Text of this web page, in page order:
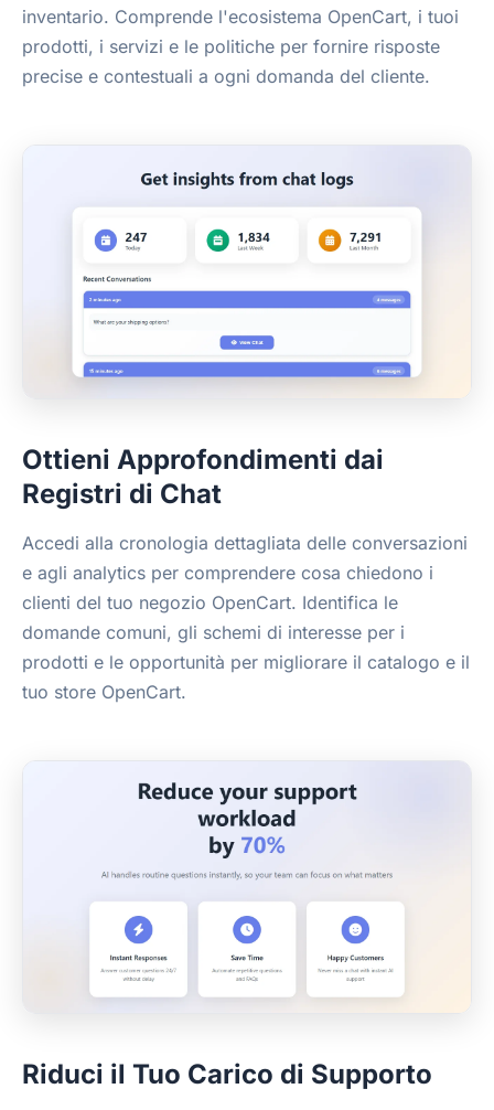
inventario. Comprende l'ecosistema OpenCart, i tuoi
prodotti, i servizi e le politiche per fornire risposte
precise e contestuali a ogni domanda del cliente.
Ottieni Approfondimenti dai
Registri di Chat
Accedi alla cronologia dettagliata delle conversazioni
e agli analytics per comprendere cosa chiedono i
clienti del tuo negozio OpenCart. Identifica le
domande comuni, gli schemi di interesse per i
prodotti e le opportunità per migliorare il catalogo e il
tuo store OpenCart.
Riduci il Tuo Carico di Supporto